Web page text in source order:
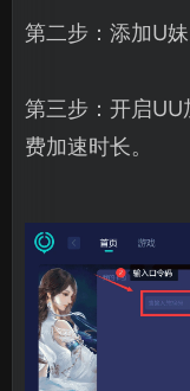
第二步：添加U
第三步：开启
费加速时长。